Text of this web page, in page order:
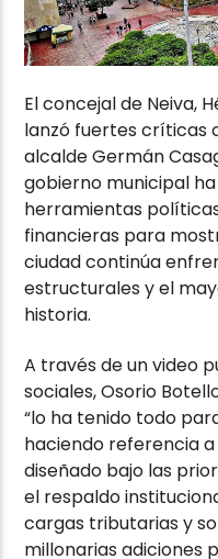
El concejal de Neiva,
lanzó fuertes críticas
alcaldeGermán
gobierno municipal
herramientas
financieras para
ciudad continúa
estructurales y el
historia.
A través de un video
sociales, Osorio
“lo ha tenido todo
haciendo referencia
diseñado bajo las
el respaldo
cargas tributarias y
millonarias adiciones